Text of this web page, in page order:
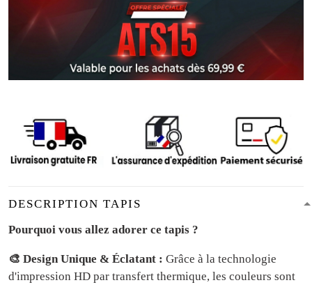
DESCRIPTION TAPIS
Pourquoi vous allez adorer ce tapis ?
🎨 Design Unique & Éclatant : Grâce à la technologie
d'impression HD par transfert thermique, les couleurs sont